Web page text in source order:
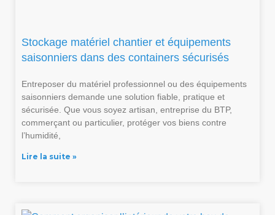
Stockage matériel chantier et équipements
saisonniers dans des containers sécurisés
Entreposer du matériel professionnel ou des équipements
saisonniers demande une solution fiable, pratique et
sécurisée. Que vous soyez artisan, entreprise du BTP,
commerçant ou particulier, protéger vos biens contre
l’humidité,
Lire la suite »